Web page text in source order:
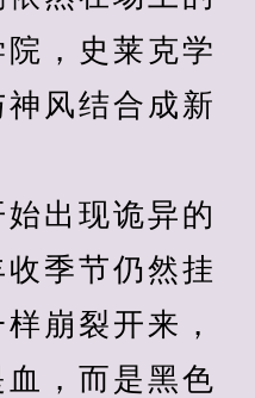
，史莱克学
风结合成新
出现诡异的
季节仍然挂
崩裂开来，
，而是黑色